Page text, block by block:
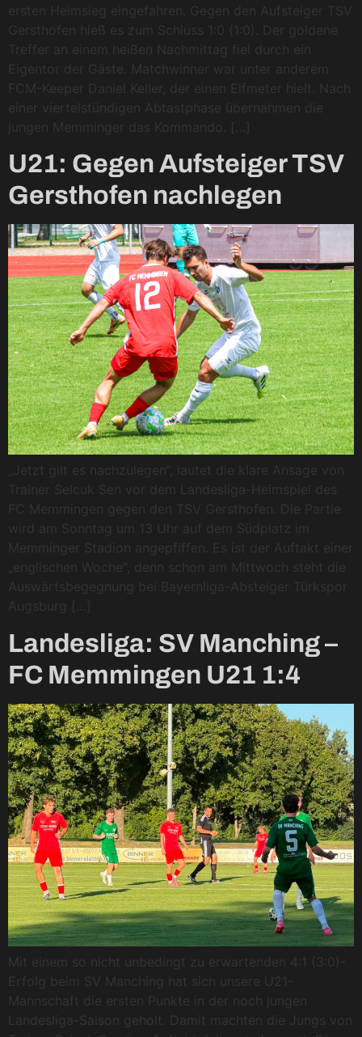
ersten Heimsieg eingefahren. Gegen den Aufsteiger TSV
Gersthofen hieß es zum Schluss 1:0 (1:0). Der goldene
Treffer an einem heißen Nachmittag fiel durch ein
Eigentor der Gäste. Matchwinner war unter anderem
FCM-Keeper Daniel Keller, der einen Elfmeter hielt. Nach
einer viertelstündigen Abtastphase übernahmen die
jungen Memminger das Kommando. […]
U21: Gegen Aufsteiger TSV
Gersthofen nachlegen
„Jetzt gilt es nachzulegen“, lautet die klare Ansage von
Trainer Selcuk Sen vor dem Landesliga-Heimspiel des
FC Memmingen gegen den TSV Gersthofen. Die Partie
wird am Sonntag um 13 Uhr auf dem Südplatz im
Memminger Stadion angepfiffen. Es ist der Auftakt einer
„englischen Woche“, denn schon am Mittwoch steht die
Auswärtsbegegnung bei Bayernliga-Absteiger Türkspor
Augsburg […]
Landesliga: SV Manching –
FC Memmingen U21 1:4
Mit einem so nicht unbedingt zu erwartenden 4:1 (3:0)-
Erfolg beim SV Manching hat sich unsere U21-
Mannschaft die ersten Punkte in der noch jungen
Landesliga-Saison geholt. Damit machten die Jungs von